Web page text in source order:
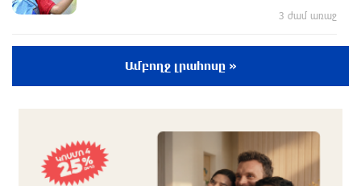
3 ժամ առաջ
ԻՀՊԿ հրամանատար․ ԱՄՆ-ն և Իսրայելն
Իրանում չկարողացան հասնել իրենց
նպատակներին
Ամբողջ լրահոսը »